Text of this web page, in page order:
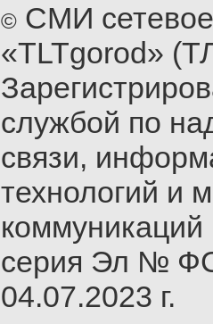
© СМИ
«TLTgorod»
службой по
связи,
технологий и
серия Эл №
04.07.2023 г.